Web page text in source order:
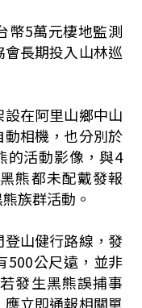
幣5萬元棲地監測
長期投入山林巡
在阿里山鄉中山
相機，也分別於
的活動影像，與4
熊都未配戴發報
族群活動。
山健行路線，發
500公尺遠，並非
發生黑熊誤捕事
立即通報相關單